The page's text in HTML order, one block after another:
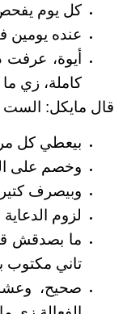
كل يوم يفحص 100
عنده يومين
أيوة،
كاملة، زي
قال مايكل: الست
بيعطي كل
وخصم على
وبيصرف كتير
لزوم
ما بصدقش
تاني مكتوب
صحيح،